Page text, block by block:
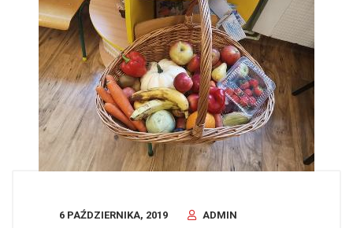
6 PAŹDZIERNIKA, 2019 ADMIN